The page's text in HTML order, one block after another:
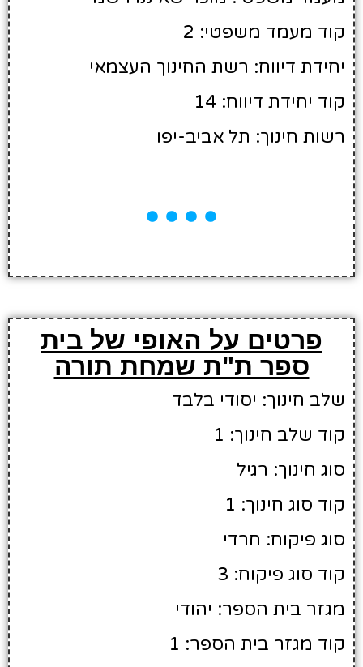
קוד מעמד משפטי: 2
יחידת דיווח: רשת החינוך העצמאי
קוד יחידת דיווח: 14
רשות חינוך: תל אביב-יפו
פרטים על האופי של בית
ספר ת"ת שמחת תורה
שלב חינוך: יסודי בלבד
קוד שלב חינוך: 1
סוג חינוך: רגיל
קוד סוג חינוך: 1
סוג פיקוח: חרדי
קוד סוג פיקוח: 3
מגזר בית הספר: יהודי
קוד מגזר בית הספר: 1